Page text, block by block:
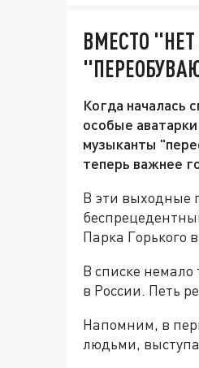
ВМЕСТО
Когда началась
особые
музыканты
теперь важнее
В эти выходные
Парка Горького
В списке
в России. Петь
Напомним, в
людьми,